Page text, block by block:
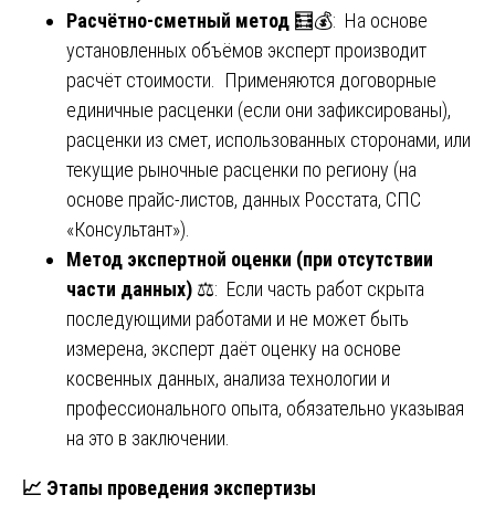
Расчётно-сметный метод 🧮💰: На основе
установленных объёмов эксперт производит
расчёт стоимости. Применяются договорные
единичные расценки (если они зафиксированы),
расценки из смет, использованных сторонами, или
текущие рыночные расценки по региону (на
основе прайс-листов, данных Росстата, СПС
«Консультант»).
Метод экспертной оценки (при отсутствии
части данных) ⚖️: Если часть работ скрыта
последующими работами и не может быть
измерена, эксперт даёт оценку на основе
косвенных данных, анализа технологии и
профессионального опыта, обязательно указывая
на это в заключении.
📈 Этапы проведения экспертизы